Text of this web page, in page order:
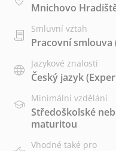
Mnichovo
Smluvní vztah
Pracovní smlouva
Jazykové znalosti
Český jazyk
Minimální vzdělání
Středoškolské
maturitou
Vhodné také pro